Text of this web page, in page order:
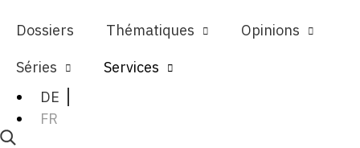
Dossiers Thématiques
Opinions
Séries
Services
DE
FR